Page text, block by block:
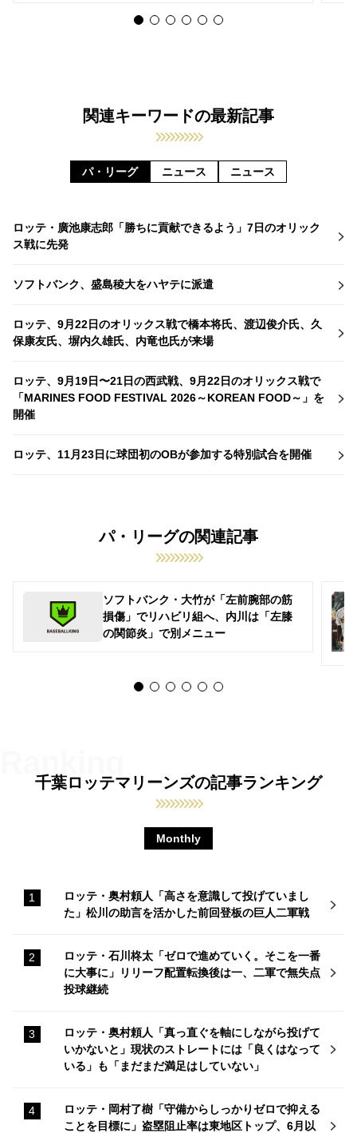
関連キーワードの最新記事
パ・リーグ ニュース ニュース
ロッテ・廣池康志郎「勝ちに貢献できるよう」7日のオリック
ス戦に先発
ソフトバンク、盛島稜大をハヤテに派遣
ロッテ、9月22日のオリックス戦で橋本将氏、渡辺俊介氏、久
保康友氏、塀内久雄氏、内竜也氏が来場
ロッテ、9月19日〜21日の西武戦、9月22日のオリックス戦で
「MARINES FOOD FESTIVAL 2026～KOREAN FOOD～」を
開催
ロッテ、11月23日に球団初のOBが参加する特別試合を開催
パ・リーグの関連記事
ソフトバンク・大竹が「左前腕部の筋
損傷」でリハビリ組へ、内川は「左膝
の関節炎」で別メニュー
千葉ロッテマリーンズの記事ランキング
Monthly
ロッテ・奥村頼人「高さを意識して投げていまし
た」松川の助言を活かした前回登板の巨人二軍戦
ロッテ・石川柊太「ゼロで進めていく。そこを一番
に大事に」リリーフ配置転換後は一、二軍で無失点
投球継続
ロッテ・奥村頼人「真っ直ぐを軸にしながら投げて
いかないと」現状のストレートには「良くはなって
いる」も「まだまだ満足はしていない」
ロッテ・岡村了樹「守備からしっかりゼロで抑える
ことを目標に」盗塁阻止率は東地区トップ、6月以